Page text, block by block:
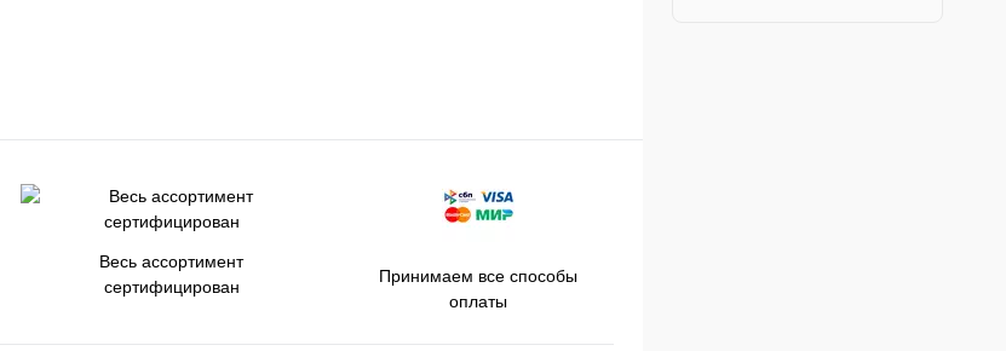
Весь ассортимент
сертифицирован
Принимаем все способы
оплаты